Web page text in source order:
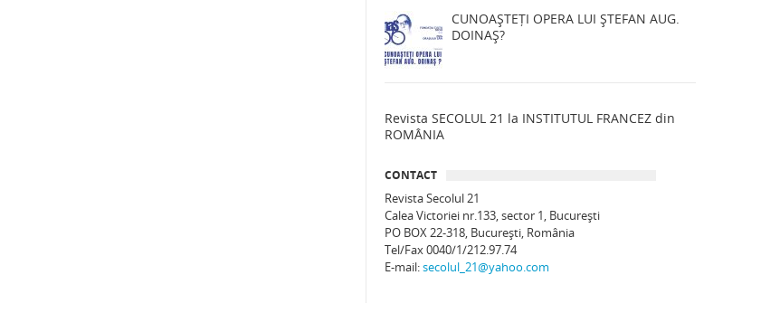
CUNOAȘTEȚI OPERA LUI ȘTEFAN AUG.
DOINAȘ?
Revista SECOLUL 21 la INSTITUTUL FRANCEZ din
ROMÂNIA
CONTACT
Revista Secolul 21
Calea Victoriei nr.133, sector 1, Bucureşti
PO BOX 22-318, București, România
Tel/Fax 0040/1/212.97.74
E-mail:secolul_21@yahoo.com